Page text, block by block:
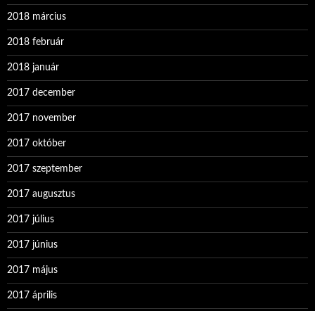
2018 március
2018 február
2018 január
2017 december
2017 november
2017 október
2017 szeptember
2017 augusztus
2017 július
2017 június
2017 május
2017 április